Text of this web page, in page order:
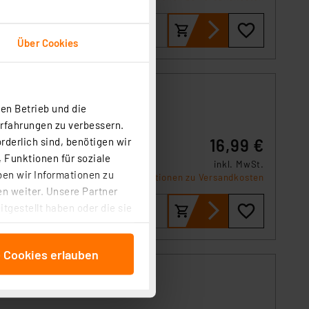
Über Cookies
Betrieb und die
zu verbessern.
sind, benötigen wir
Funktionen für soziale
wir Informationen zu
weiter. Unsere Partner
haben oder die sie
(Art. 6
ist durch Klick auf den
Cookies erlauben
oder
Produktdatenblatt
16,99 €
inkl. MwSt.
Informationen zu Versandkosten